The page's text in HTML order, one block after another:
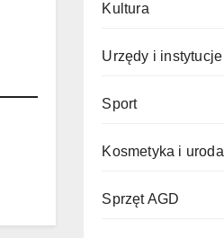
Kultura
Urzędy i instytucje
Sport
Kosmetyka i uroda
Sprzęt AGD